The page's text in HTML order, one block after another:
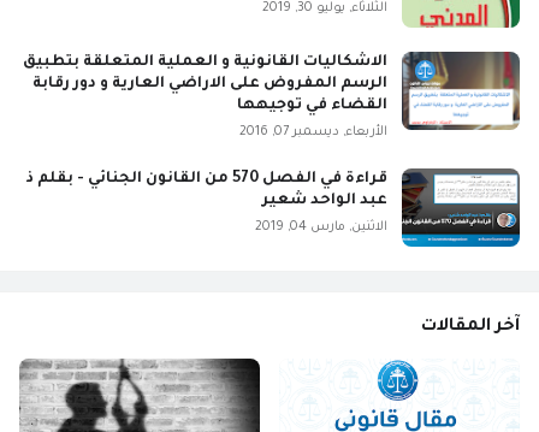
الثلاثاء, يوليو 30, 2019
الاشكاليات القانونية و العملية المتعلقة بتطبيق
الرسم المفروض على الاراضي العارية و دور رقابة
القضاء في توجيهها
الأربعاء, ديسمبر 07, 2016
قراءة في الفصل 570 من القانون الجنائي - بقلم ذ
عبد الواحد شعير
الاثنين, مارس 04, 2019
آخر المقالات